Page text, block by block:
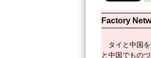
Factory
タイと中国
と中国でもの